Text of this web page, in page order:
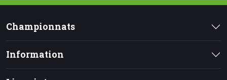
Championnats
Information